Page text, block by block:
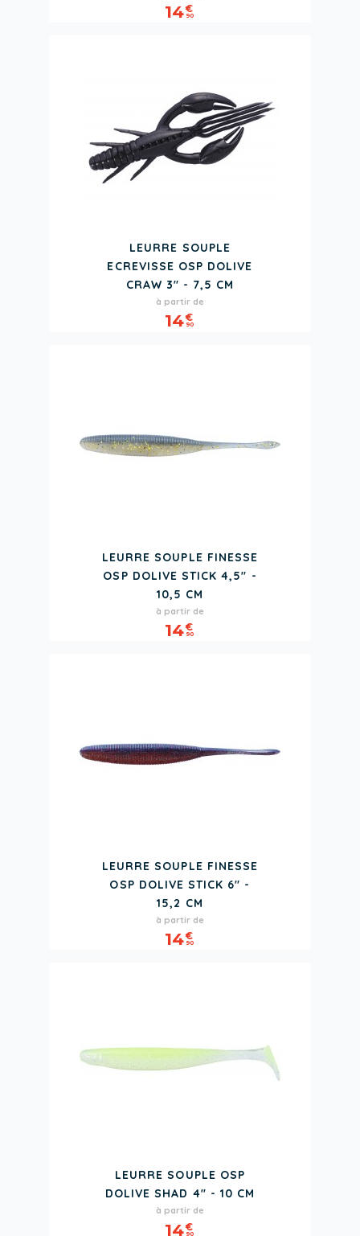
14€
90
LEURRE SOUPLE
ECREVISSE OSP DOLIVE
CRAW 3" - 7,5 CM
Prix
à partir de
14€
90
LEURRE SOUPLE FINESSE
OSP DOLIVE STICK 4,5" -
10,5 CM
Prix
à partir de
14€
90
LEURRE SOUPLE FINESSE
OSP DOLIVE STICK 6" -
15,2 CM
Prix
à partir de
14€
90
LEURRE SOUPLE OSP
DOLIVE SHAD 4" - 10 CM
Prix
à partir de
14€
90